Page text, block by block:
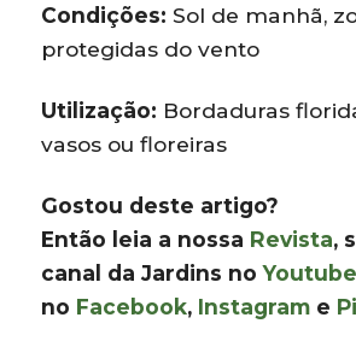
Condições: Sol de manhã,
protegidas do vento
Utilização: Bordaduras
vasos ou floreiras
Gostou deste artigo?
Então leia a nossa Revista,
canal da Jardins noYoutube
no Facebook, Instagram e